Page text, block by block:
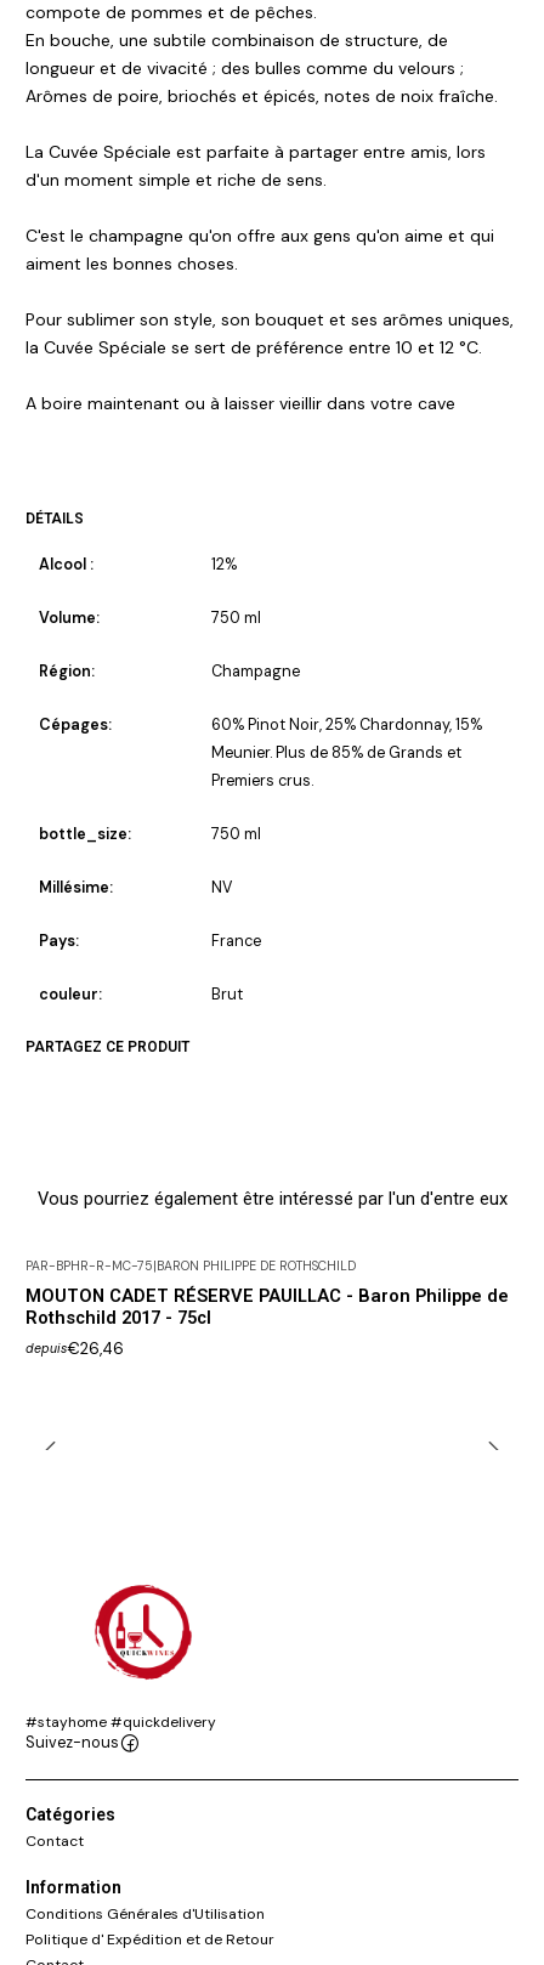
compote de pommes et de pêches.
En bouche, une subtile combinaison de structure, de
longueur et de vivacité ; des bulles comme du velours ;
Arômes de poire, briochés et épicés, notes de noix fraîche.
La Cuvée Spéciale est parfaite à partager entre amis, lors
d'un moment simple et riche de sens.
C'est le champagne qu'on offre aux gens qu'on aime et qui
aiment les bonnes choses.
Pour sublimer son style, son bouquet et ses arômes uniques,
la Cuvée Spéciale se sert de préférence entre 10 et 12 °C.
A boire maintenant ou à laisser vieillir dans votre cave
DÉTAILS
Alcool : 12%
Volume: 750 ml
Région: Champagne
Cépages:
60% Pinot Noir, 25% Chardonnay, 15%
Meunier. Plus de 85% de Grands et
Premiers crus.
bottle_size: 750 ml
Millésime: NV
Pays: France
couleur: Brut
PARTAGEZ CE PRODUIT
Vous pourriez également être intéressé par l'un d'entre eux
PAR-BPHR-R-MC-75 BARON PHILIPPE DE ROTHSCHILD
MOUTON CADET RÉSERVE PAUILLAC - Baron Philippe de
Rothschild 2017 - 75cl
depuis€26,46
#stayhome #quickdelivery
Suivez-nous
Catégories
Contact
Information
Conditions Générales d'Utilisation
Politique d' Expédition et de Retour